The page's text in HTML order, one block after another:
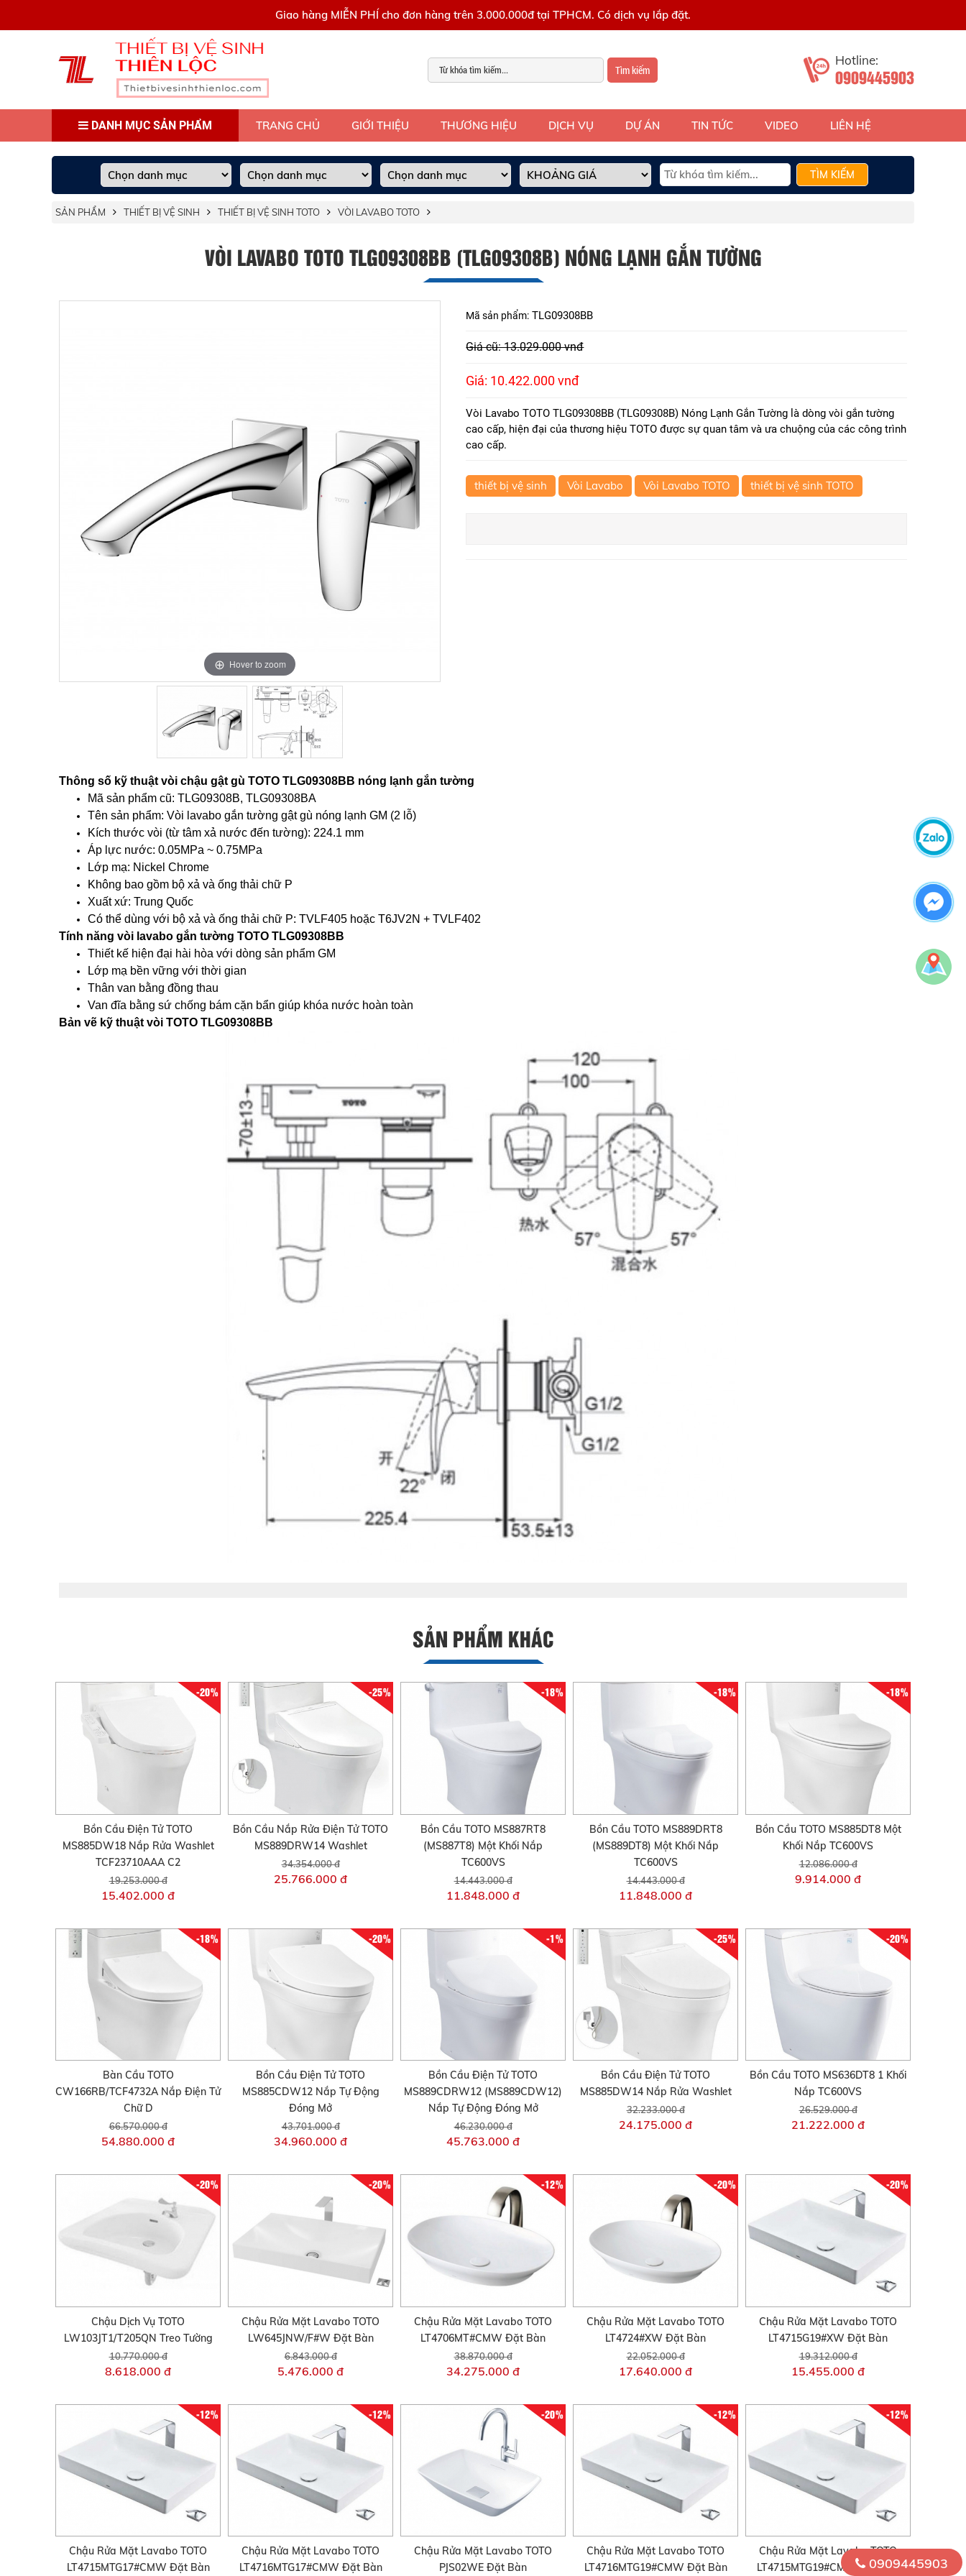
Giao hàng MIỄN PHÍ cho đơn hàng trên 3.000.000đ tại TPHCM. Có dịch vụ lắp đặt.
Tìm kiếm
Hotline:
0909445903
DANH MỤC SẢN PHẨM TRANG CHỦ GIỚI THIỆU THƯƠNG HIỆU DỊCH VỤ DỰ ÁN TIN TỨC VIDEO LIÊN HỆ
TÌM KIẾM
SẢN PHẨM THIẾT BỊ VỆ SINH THIẾT BỊ VỆ SINH TOTO VÒI LAVABO TOTO
VÒI LAVABO TOTO TLG09308BB (TLG09308B) NÓNG LẠNH GẮN TƯỜNG
Hover to zoom
Hover to zoom
Mã sản phẩm: TLG09308BB
Giá cũ: 13.029.000 vnđ
Giá: 10.422.000 vnđ
Vòi Lavabo TOTO TLG09308BB (TLG09308B) Nóng Lạnh Gắn Tường là dòng vòi gắn tường
cao cấp, hiện đại của thương hiệu TOTO được sự quan tâm và ưa chuộng của các công trình
cao cấp.
thiết bị vệ sinh Vòi Lavabo Vòi Lavabo TOTO thiết bị vệ sinh TOTO
Thông số kỹ thuật vòi chậu gật gù TOTO TLG09308BB nóng lạnh gắn tường
Mã sản phẩm cũ: TLG09308B, TLG09308BA
Tên sản phẩm: Vòi lavabo gắn tường gật gù nóng lạnh GM (2 lỗ)
Kích thước vòi (từ tâm xả nước đến tường): 224.1 mm
Áp lực nước: 0.05MPa ~ 0.75MPa
Lớp mạ: Nickel Chrome
Không bao gồm bộ xả và ống thải chữ P
Xuất xứ: Trung Quốc
Có thể dùng với bộ xả và ống thải chữ P: TVLF405 hoặc T6JV2N + TVLF402
Tính năng vòi lavabo gắn tường TOTO TLG09308BB
Thiết kế hiện đại hài hòa với dòng sản phẩm GM
Lớp mạ bền vững với thời gian
Thân van bằng đồng thau
Van đĩa bằng sứ chống bám cặn bẩn giúp khóa nước hoàn toàn
Bản vẽ kỹ thuật vòi TOTO TLG09308BB
SẢN PHẨM KHÁC
-20%
Bồn Cầu Điện Tử TOTO
MS885DW18 Nắp Rửa Washlet
TCF23710AAA C2
19.253.000 đ
15.402.000 đ
-25%
Bồn Cầu Nắp Rửa Điện Tử TOTO
MS889DRW14 Washlet
34.354.000 đ
25.766.000 đ
-18%
Bồn Cầu TOTO MS887RT8
(MS887T8) Một Khối Nắp
TC600VS
14.443.000 đ
11.848.000 đ
-18%
Bồn Cầu TOTO MS889DRT8
(MS889DT8) Một Khối Nắp
TC600VS
14.443.000 đ
11.848.000 đ
-18%
Bồn Cầu TOTO MS885DT8 Một
Khối Nắp TC600VS
12.086.000 đ
9.914.000 đ
-18%
Bàn Cầu TOTO
CW166RB/TCF4732A Nắp Điện Tử
Chữ D
66.570.000 đ
54.880.000 đ
-20%
Bồn Cầu Điện Tử TOTO
MS885CDW12 Nắp Tự Động
Đóng Mở
43.701.000 đ
34.960.000 đ
-1%
Bồn Cầu Điện Tử TOTO
MS889CDRW12 (MS889CDW12)
Nắp Tự Động Đóng Mở
46.230.000 đ
45.763.000 đ
-25%
Bồn Cầu Điện Tử TOTO
MS885DW14 Nắp Rửa Washlet
32.233.000 đ
24.175.000 đ
-20%
Bồn Cầu TOTO MS636DT8 1 Khối
Nắp TC600VS
26.529.000 đ
21.222.000 đ
-20%
Chậu Dịch Vụ TOTO
LW103JT1/T205QN Treo Tường
10.770.000 đ
8.618.000 đ
-20%
Chậu Rửa Mặt Lavabo TOTO
LW645JNW/F#W Đặt Bàn
6.843.000 đ
5.476.000 đ
-12%
Chậu Rửa Mặt Lavabo TOTO
LT4706MT#CMW Đặt Bàn
38.870.000 đ
34.275.000 đ
-20%
Chậu Rửa Mặt Lavabo TOTO
LT4724#XW Đặt Bàn
22.052.000 đ
17.640.000 đ
-20%
Chậu Rửa Mặt Lavabo TOTO
LT4715G19#XW Đặt Bàn
19.312.000 đ
15.455.000 đ
-12%
Chậu Rửa Mặt Lavabo TOTO
LT4715MTG17#CMW Đặt Bàn
-12%
Chậu Rửa Mặt Lavabo TOTO
LT4716MTG17#CMW Đặt Bàn
-20%
Chậu Rửa Mặt Lavabo TOTO
PJS02WE Đặt Bàn
-12%
Chậu Rửa Mặt Lavabo TOTO
LT4716MTG19#CMW Đặt Bàn
-12%
Chậu Rửa Mặt Lavabo TOTO
LT4715MTG19#CMW Đặt Bàn0909445903